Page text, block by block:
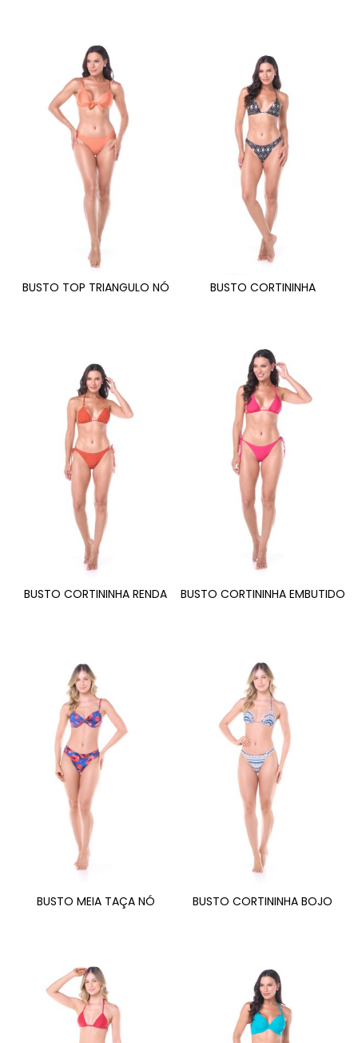
BUSTO TOP TRIANGULO NÓ BUSTO CORTININHA
BUSTO CORTININHA RENDA BUSTO CORTININHA EMBUTIDO
BUSTO MEIA TAÇA NÓ BUSTO CORTININHA BOJO